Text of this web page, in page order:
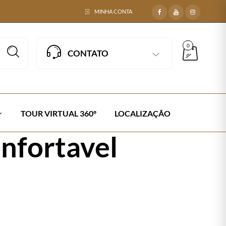
MINHA CONTA
CONTATO
0
TOUR VIRTUAL 360º LOCALIZAÇÃO